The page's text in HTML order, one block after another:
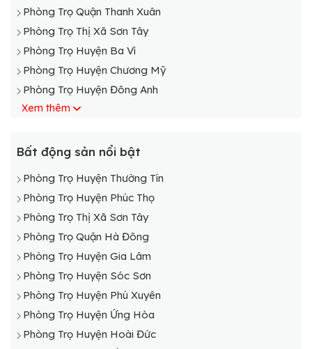
Phòng Trọ Quận Thanh Xuân
Phòng Trọ Thị Xã Sơn Tây
Phòng Trọ Huyện Ba Vì
Phòng Trọ Huyện Chương Mỹ
Phòng Trọ Huyện Đông Anh
Phòng Trọ Huyện Đan Phượng
Phòng Trọ Huyện Hoài Đức
Phòng Trọ Huyện Mỹ Đức
Phòng Trọ Huyện Phú Xuyên
Phòng Trọ Huyện Phúc Thọ
Phòng Trọ Huyện Quốc Oai
Phòng Trọ Huyện Sóc Sơn
Phòng Trọ Huyện Thạch Thất
Phòng Trọ Huyện Thanh Oai
Phòng Trọ Huyện Thanh Trì
Phòng Trọ Huyện Thường Tín
Xem thêm
Bất động sản nổi bật
Phòng Trọ Huyện Thường Tín
Phòng Trọ Huyện Phúc Thọ
Phòng Trọ Thị Xã Sơn Tây
Phòng Trọ Quận Hà Đông
Phòng Trọ Huyện Gia Lâm
Phòng Trọ Huyện Sóc Sơn
Phòng Trọ Huyện Phú Xuyên
Phòng Trọ Huyện Ứng Hòa
Phòng Trọ Huyện Hoài Đức